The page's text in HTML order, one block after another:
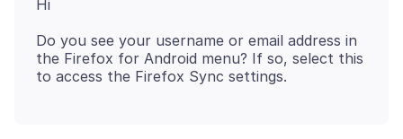
Do you see your username or email address in
the Firefox for Android menu? If so, select this